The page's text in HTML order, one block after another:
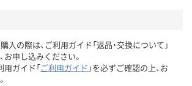
入の際は、ご利用ガイド「返品・交換について」
お申し込みください。
用ガイド「ご利用ガイド 」を必ずご確認の上、お